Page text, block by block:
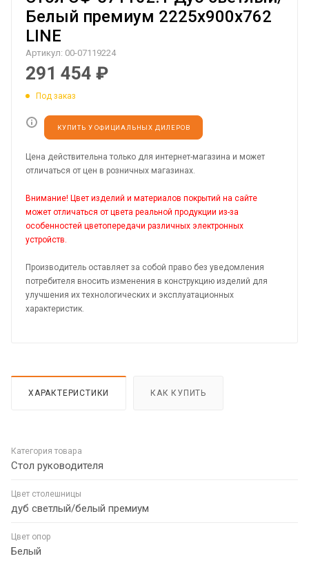
Белый премиум 2225х900х762
LINE
Артикул: 00-07119224
291 454 ₽
Под заказ
КУПИТЬ У ОФИЦИАЛЬНЫХ ДИЛЕРОВ
Цена действительна только для интернет-магазина и может
отличаться от цен в розничных магазинах.
Внимание! Цвет изделий и материалов покрытий на сайте
может отличаться от цвета реальной продукции из-за
особенностей цветопередачи различных электронных
устройств.
Производитель оставляет за собой право без уведомления
потребителя вносить изменения в конструкцию изделий для
улучшения их технологических и эксплуатационных
характеристик.
ХАРАКТЕРИСТИКИ КАК КУПИТЬ
Категория товара
Стол руководителя
Цвет столешницы
дуб светлый/белый премиум
Цвет опор
Белый